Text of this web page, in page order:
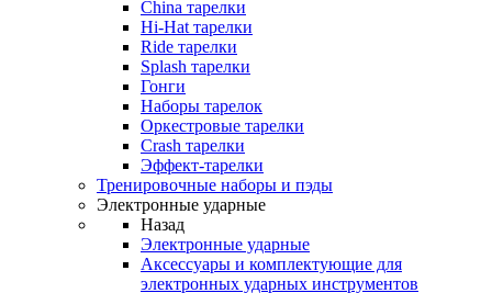
China тарелки
Hi-Hat тарелки
Ride тарелки
Splash тарелки
Гонги
Наборы тарелок
Оркестровые тарелки
Сrash тарелки
Эффект-тарелки
Тренировочные наборы и пэды
Электронные ударные
Назад
Электронные ударные
Аксессуары и комплектующие для
электронных ударных инструментов